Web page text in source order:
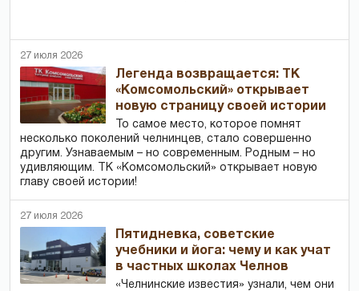
27 июля 2026
Легенда возвращается: ТК
«Комсомольский» открывает
новую страницу своей истории
То самое место, которое помнят
несколько поколений челнинцев, стало совершенно
другим. Узнаваемым – но современным. Родным – но
удивляющим. ТК «Комсомольский» открывает новую
главу своей истории!
27 июля 2026
Пятидневка, советские
учебники и йога: чему и как учат
в частных школах Челнов
«Челнинские известия» узнали, чем они